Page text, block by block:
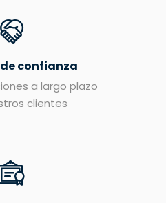
confianza
a largo plazo
clientes